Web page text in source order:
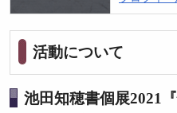
活動について
池田知穂書個展2021